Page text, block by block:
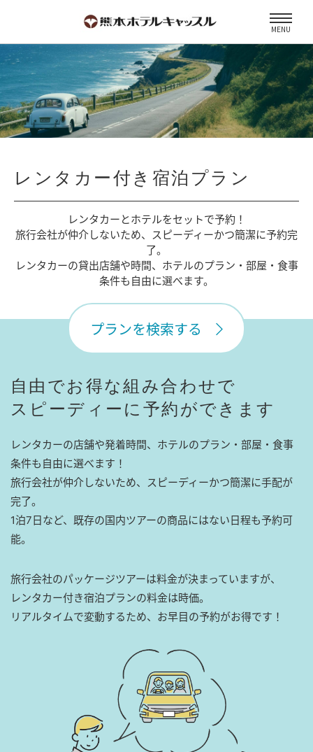
MENU
レンタカー付き宿泊プラン
レンタカーとホテルをセットで予約！
旅行会社が仲介しないため、
スピーディーかつ簡潔に予約完
了。
レンタカーの貸出店舗や時間、 ホテルのプラン・部屋・食事
条件も自由に選べます。
プランを検索する
自由でお得な組み合わせで
スピーディーに予約ができます
レンタカーの店舗や発着時間、ホテルのプラン・部屋・食事
条件も自由に選べます！
旅行会社が仲介しないため、スピーディーかつ簡潔に手配が
完了。
1泊7日など、既存の国内ツアーの商品にはない日程も予約可
能。
旅行会社のパッケージツアーは料金が決まっていますが、
レンタカー付き宿泊プランの料金は時価。
リアルタイムで変動するため、お早目の予約がお得です！